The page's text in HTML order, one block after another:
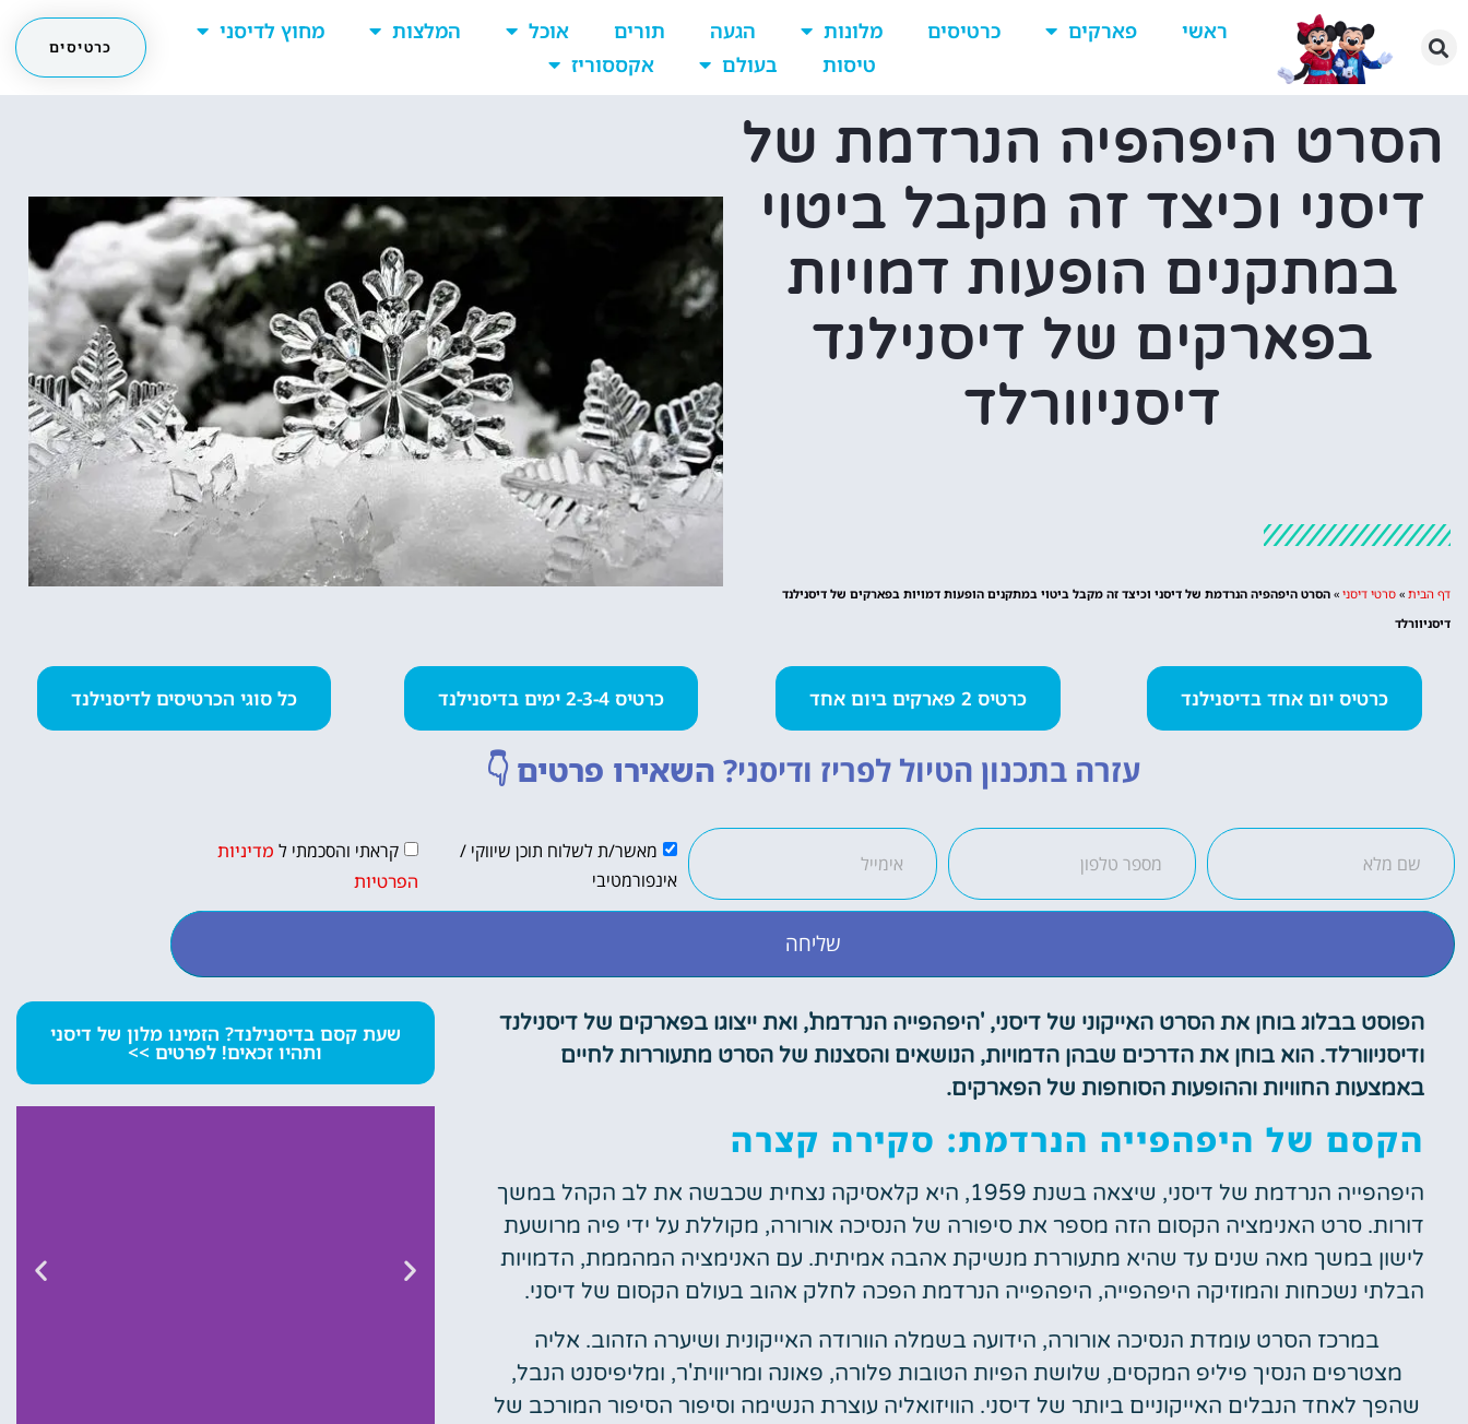
ראשי פארקים כרטיסים מלונות הגעה תורים אוכל המלצות
מחוץ לדיסני
טיסות
בעולם אקססוריז
כרטיסים
הסרט היפהפיה הנרדמת של
דיסני וכיצד זה מקבל ביטוי
במתקנים הופעות דמויות
בפארקים של דיסנילנד
דיסניוורלד
דף הבית » סרטי דיסני » הסרט היפהפיה הנרדמת של דיסני וכיצד זה מקבל ביטוי במתקנים הופעות דמויות בפארקים של דיסנילנד
דיסניוורלד
כרטיס יום אחד בדיסנילנד כרטיס 2 פארקים ביום אחד כרטיס 2-3-4 ימים בדיסנילנד כל סוגי הכרטיסים לדיסנילנד
עזרה בתכנון הטיול לפריז ודיסני? השאירו פרטים 👇
מאשר/ת לשלוח תוכן שיווקי /
אינפורמטיבי
קראתי והסכמתי ל מדיניות
הפרטיות
שליחה
הפוסט בבלוג בוחן את הסרט האייקוני של דיסני, 'היפהפייה הנרדמת', ואת ייצוגו בפארקים של דיסנילנד
ודיסניוורלד. הוא בוחן את הדרכים שבהן הדמויות, הנושאים והסצנות של הסרט מתעוררות לחיים
באמצעות החוויות וההופעות הסוחפות של הפארקים.
הקסם של היפהפייה הנרדמת: סקירה קצרה
היפהפייה הנרדמת של דיסני, שיצאה בשנת 1959, היא קלאסיקה נצחית שכבשה את לב הקהל במשך
דורות. סרט האנימציה הקסום הזה מספר את סיפורה של הנסיכה אורורה, מקוללת על ידי פיה מרושעת
לישון במשך מאה שנים עד שהיא מתעוררת מנשיקת אהבה אמיתית. עם האנימציה המהממת, הדמויות
הבלתי נשכחות והמוזיקה היפהפייה, היפהפייה הנרדמת הפכה לחלק אהוב בעולם הקסום של דיסני.
במרכז הסרט עומדת הנסיכה אורורה, הידועה בשמלה הוורודה האייקונית ושיערה הזהוב. אליה
מצטרפים הנסיך פיליפ המקסים, שלושת הפיות הטובות פלורה, פאונה ומריווית'ר, ומליפיסנט הנבל,
שהפך לאחד הנבלים האייקוניים ביותר של דיסני. הוויזואליה עוצרת הנשימה וסיפור הסיפור המורכב של
שעת קסם בדיסנילנד? הזמינו מלון של דיסני
ותהיו זכאים! לפרטים >>